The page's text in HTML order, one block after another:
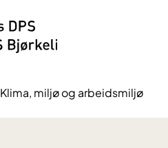
Klima, miljø og arbeidsmiljø